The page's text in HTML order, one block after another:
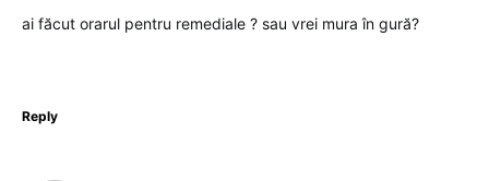
ai făcut orarul pentru remediale ? sau vrei mura în gură?
Reply